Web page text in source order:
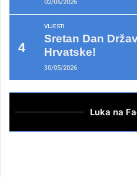
02/06/2026
VIJESTI
Sretan Dan
Hrvatske!
30/05/2026
Luka na